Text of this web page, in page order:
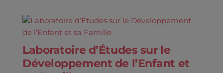
Laboratoire d’Études sur le
Développement de l’Enfant et